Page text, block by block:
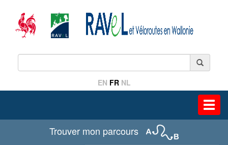
EN FR NL
Trouver mon parcours